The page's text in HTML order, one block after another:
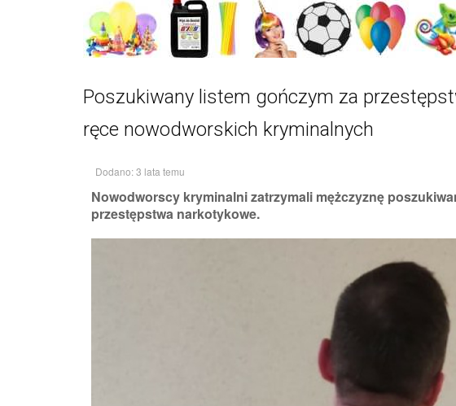
Poszukiwany listem gończym za
ręce nowodworskich kryminalnych
Dodano: 3 lata temu
Nowodworscy kryminalni zatrzymali mężczyznę
przestępstwa narkotykowe.